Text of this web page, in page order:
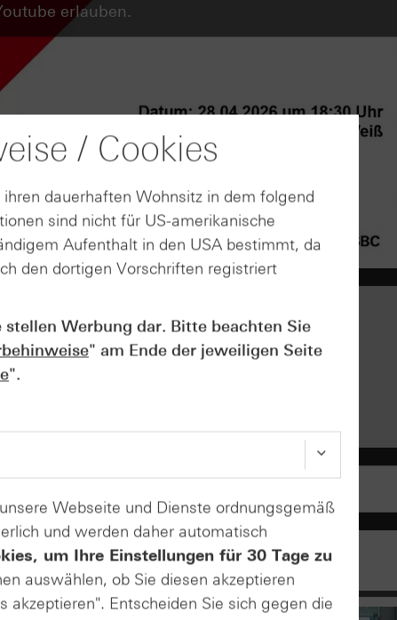
erlauben.
der DAX® in
- ntv Zertifikate
/ Cookies
dauerhaften Wohnsitz in dem folgend
sind nicht für US-amerikanische
Aufenthalt in den USA bestimmt, da
den dortigen Vorschriften registriert
Werbung dar. Bitte beachten Sie
" am Ende der jeweiligen Seite
".
Webseite und Dienste ordnungsgemäß
und werden daher automatisch
um Ihre Einstellungen für 30 Tage zu
auswählen, ob Sie diesen akzeptieren
akzeptieren". Entscheiden Sie sich gegen die